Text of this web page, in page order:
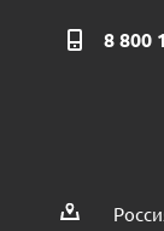
8 800